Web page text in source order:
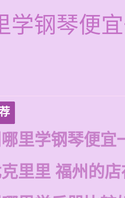
学钢琴便
里学钢琴便宜
里里 福州的